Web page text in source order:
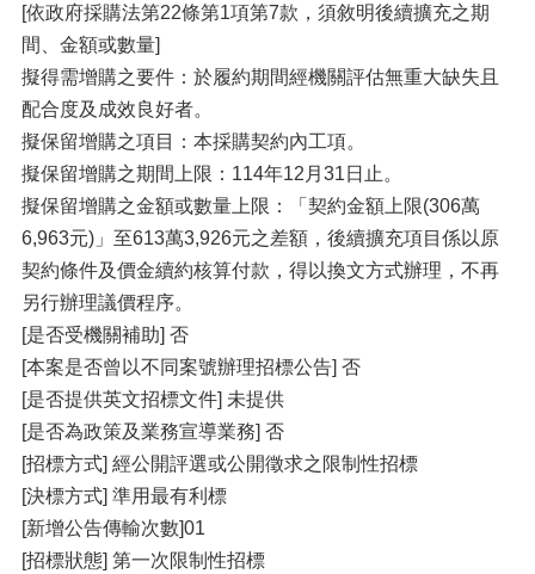
[依政府採購法第22條第1項第7款，須敘明後續擴充之期
間、金額或數量]
擬得需增購之要件：於履約期間經機關評估無重大缺失且
配合度及成效良好者。
擬保留增購之項目：本採購契約內工項。
擬保留增購之期間上限：114年12月31日止。
擬保留增購之金額或數量上限：「契約金額上限(306萬
6,963元)」至613萬3,926元之差額，後續擴充項目係以原
契約條件及價金續約核算付款，得以換文方式辦理，不再
另行辦理議價程序。
[是否受機關補助] 否
[本案是否曾以不同案號辦理招標公告] 否
[是否提供英文招標文件] 未提供
[是否為政策及業務宣導業務] 否
[招標方式] 經公開評選或公開徵求之限制性招標
[決標方式] 準用最有利標
[新增公告傳輸次數]01
[招標狀態] 第一次限制性招標